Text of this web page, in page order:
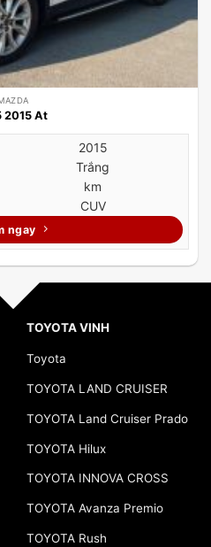
2015 At
2015
Trắng
km
CUV
ngay
TOYOTA VINH
Toyota
TOYOTA LAND CRUISER
TOYOTA Land Cruiser Prado
TOYOTA Hilux
TOYOTA INNOVA CROSS
TOYOTA Avanza Premio
TOYOTA Rush